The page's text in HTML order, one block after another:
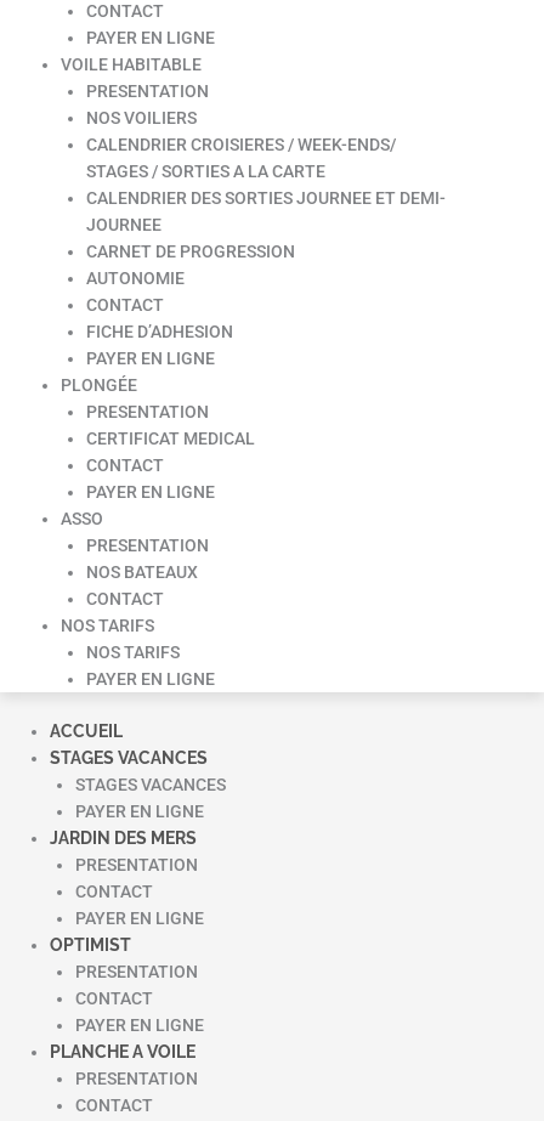
CONTACT
PAYER EN LIGNE
VOILE HABITABLE
PRESENTATION
NOS VOILIERS
CALENDRIER CROISIERES / WEEK-ENDS/
STAGES / SORTIES A LA CARTE
CALENDRIER DES SORTIES JOURNEE ET DEMI-
JOURNEE
CARNET DE PROGRESSION
AUTONOMIE
CONTACT
FICHE D’ADHESION
PAYER EN LIGNE
PLONGÉE
PRESENTATION
CERTIFICAT MEDICAL
CONTACT
PAYER EN LIGNE
ASSO
PRESENTATION
NOS BATEAUX
CONTACT
NOS TARIFS
NOS TARIFS
PAYER EN LIGNE
ACCUEIL
STAGES VACANCES
STAGES VACANCES
PAYER EN LIGNE
JARDIN DES MERS
PRESENTATION
CONTACT
PAYER EN LIGNE
OPTIMIST
PRESENTATION
CONTACT
PAYER EN LIGNE
PLANCHE A VOILE
PRESENTATION
CONTACT